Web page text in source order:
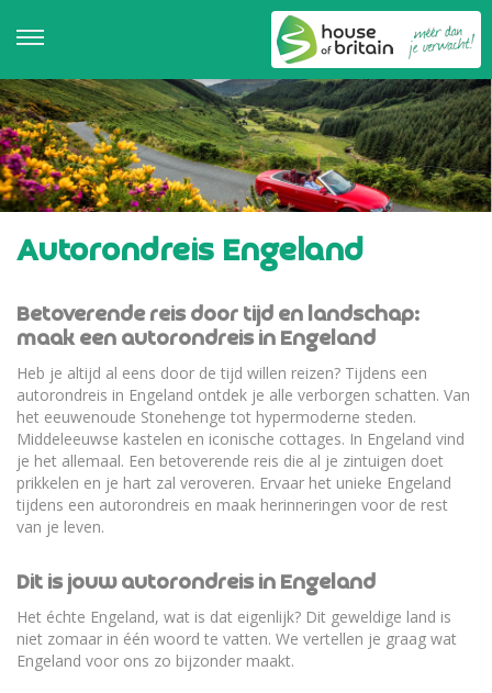
Autorondreis Engeland
Betoverende reis door tijd en landschap:
maak een autorondreis in Engeland
Heb je altijd al eens door de tijd willen reizen? Tijdens een
autorondreis in Engeland ontdek je alle verborgen schatten. Van
het eeuwenoude Stonehenge tot hypermoderne steden.
Middeleeuwse kastelen en iconische cottages. In Engeland vind
je het allemaal. Een betoverende reis die al je zintuigen doet
prikkelen en je hart zal veroveren. Ervaar het unieke Engeland
tijdens een autorondreis en maak herinneringen voor de rest
van je leven.
Dit is jouw autorondreis in Engeland
Het échte Engeland, wat is dat eigenlijk? Dit geweldige land is
niet zomaar in één woord te vatten. We vertellen je graag wat
Engeland voor ons zo bijzonder maakt.